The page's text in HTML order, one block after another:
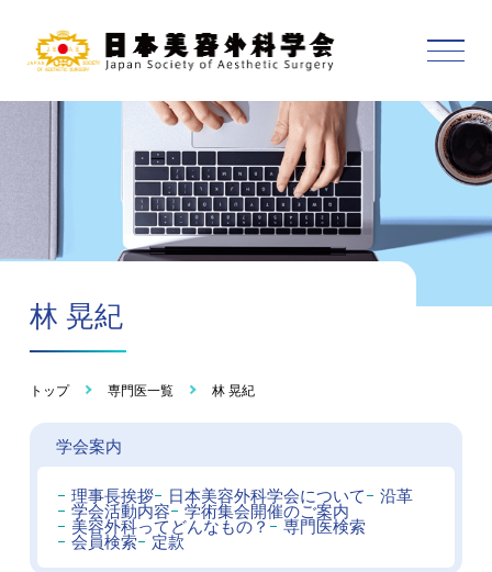
林 晃紀
トップ 専門医一覧 林 晃紀
学会案内
理事長挨拶 日本美容外科学会について
沿革
学会活動内容
学術集会開催のご案内
美容外科ってどんなもの？
専門医検索
会員検索
定款